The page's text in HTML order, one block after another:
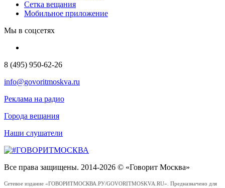
Сетка вещания
Мобильное приложение
Мы в соцсетях
8 (495) 950-62-26
info@govoritmoskva.ru
Реклама на радио
Города вещания
Наши слушатели
Все права защищены. 2014-2026 © «Говорит Москва»
Сетевое издание «ГОВОРИТМОСКВА.РУ/GOVORITMOSKVA.RU». Предназначено для